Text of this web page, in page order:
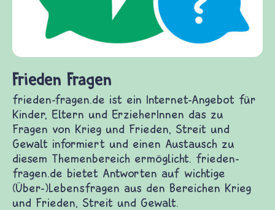
Frieden Fragen
frieden-fragen.de ist ein Internet-Angebot für
Kinder, Eltern und ErzieherInnen das zu
Fragen von Krieg und Frieden, Streit und
Gewalt informiert und einen Austausch zu
diesem Themenbereich ermöglicht. frieden-
fragen.de bietet Antworten auf wichtige
(Über-)Lebensfragen aus den Bereichen Krieg
und Frieden, Streit und Gewalt.